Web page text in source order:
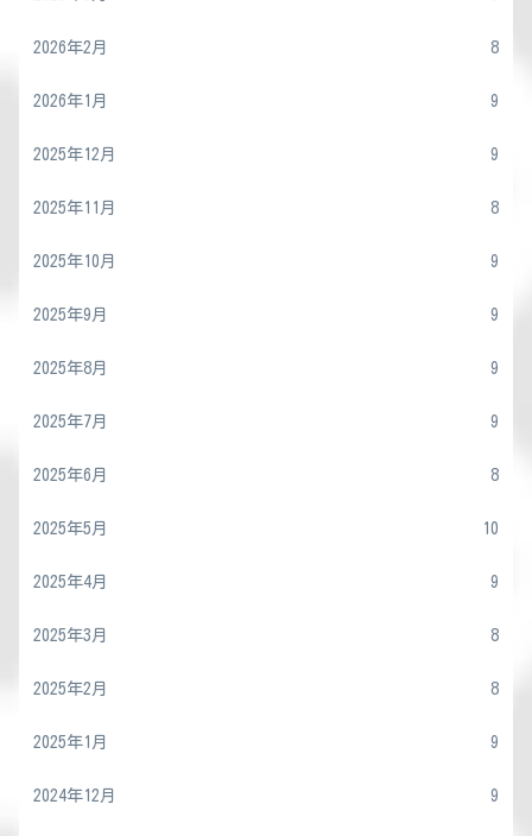
2026年2月 8
2026年1月 9
2025年12月 9
2025年11月 8
2025年10月 9
2025年9月 9
2025年8月 9
2025年7月 9
2025年6月 8
2025年5月 10
2025年4月 9
2025年3月 8
2025年2月 8
2025年1月 9
2024年12月 9